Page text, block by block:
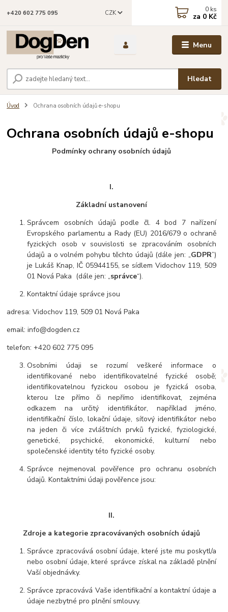
Menu
CZK
Hledat
+420 602 775 095 0 ks
za 0 Kč
Úvod Ochrana osobních údajů e-shopu
Ochrana osobních údajů e-shopu
Podmínky ochrany osobních údajů
I.
Základní ustanovení
Správcem osobních údajů podle čl. 4 bod 7 nařízení
Evropského parlamentu a Rady (EU) 2016/679 o ochraně
fyzických osob v souvislosti se zpracováním osobních
údajů a o volném pohybu těchto údajů (dále jen: „GDPR”)
je Lukáš Knap, IČ 05944155, se sídlem Vidochov 119, 509
01 Nová Paka (dále jen: „správce“).
Kontaktní údaje správce jsou
adresa: Vidochov 119, 509 01 Nová Paka
email: info@dogden.cz
telefon: +420 602 775 095
Osobními údaji se rozumí veškeré informace o
identifikované nebo identifikovatelné fyzické osobě;
identifikovatelnou fyzickou osobou je fyzická osoba,
kterou lze přímo či nepřímo identifikovat, zejména
odkazem na určitý identifikátor, například jméno,
identifikační číslo, lokační údaje, síťový identifikátor nebo
na jeden či více zvláštních prvků fyzické, fyziologické,
genetické, psychické, ekonomické, kulturní nebo
společenské identity této fyzické osoby.
Správce nejmenoval pověřence pro ochranu osobních
údajů. Kontaktními údaji pověřence jsou:
II.
Zdroje a kategorie zpracovávaných osobních údajů
Správce zpracovává osobní údaje, které jste mu poskytl/a
nebo osobní údaje, které správce získal na základě plnění
Vaší objednávky.
Správce zpracovává Vaše identifikační a kontaktní údaje a
údaje nezbytné pro plnění smlouvy.